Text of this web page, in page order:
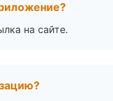
на сайте.